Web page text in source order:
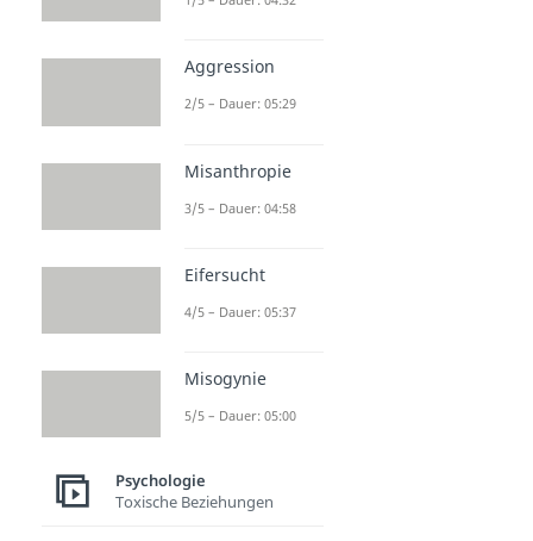
Aggression
2/5 – Dauer: 05:29
Misanthropie
3/5 – Dauer: 04:58
Eifersucht
4/5 – Dauer: 05:37
Misogynie
5/5 – Dauer: 05:00
Psychologie
Toxische Beziehungen